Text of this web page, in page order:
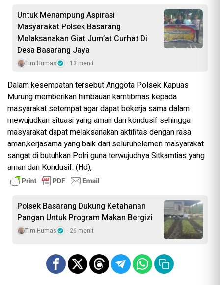
Untuk Menampung Aspirasi
Masyarakat Polsek Basarang
Melaksanakan Giat Jum’at Curhat Di
Desa Basarang Jaya
Tim Humas 13 menit
Dalam kesempatan tersebut Anggota Polsek Kapuas
Murung memberikan himbauan kamtibmas kepada
masyarakat setempat agar dapat bekerja sama dalam
mewujudkan situasi yang aman dan kondusif sehingga
masyarakat dapat melaksanakan aktifitas dengan rasa
aman,kerjasama yang baik dari seluruhelemen masyarakat
sangat di butuhkan Polri guna terwujudnya Sitkamtias yang
aman dan Kondusif. (Hd),
Polsek Basarang Dukung Ketahanan
Pangan Untuk Program Makan Bergizi
Tim Humas 26 menit